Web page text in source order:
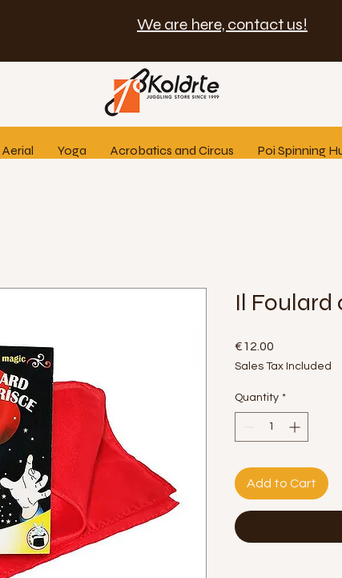
We are here, contact us!
Aerial Yoga Acrobatics and Circus Poi Spinning
Il Foulard
€12.00
Sales Tax Included
Quantity *
Add to Cart